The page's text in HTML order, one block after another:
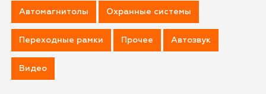
Автомагнитолы Охранные системы
Переходные рамки Прочее Автозвук
Видео